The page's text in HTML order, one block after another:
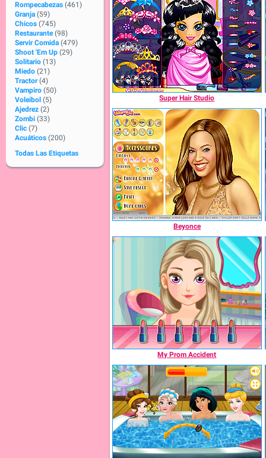
Rompecabezas (461)
Granja (59)
Chicos (745)
Restaurante (98)
Servir Comida (479)
Shoot 'Em Up (29)
Solitario (13)
Miedo (21)
Tractor (4)
Vampiro (50)
Voleibol (5)
Ajedrez (2)
Zombi (33)
Clic (7)
Acuáticos (200)
Todas Las Etiquetas
Super Hair Studio
Beyonce
My Prom Accident